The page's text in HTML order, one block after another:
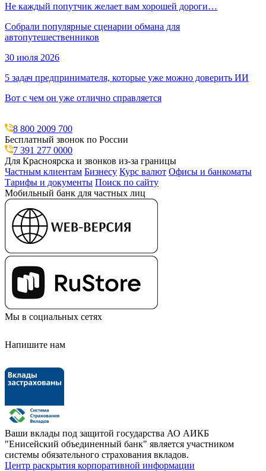
Не каждый попутчик желает вам хорошей дороги…
Собрали популярные сценарии обмана для
автопутешественников
30 июля 2026
5 задач предпринимателя, которые уже можно доверить ИИ
Вот с чем он уже отлично справляется
8 800 2009 700
Бесплатный звонок по России
7 391 277 0000
Для Красноярска и звонков из-за границы
Частным клиентам Бизнесу Курс валют Офисы и банкоматы
Тарифы и документы Поиск по сайту
Мобильный банк для частных лиц
Мы в социальных сетях
Напишите нам
Ваши вклады под защитой государства АО АИКБ
"Енисейский объединенный банк" является участником
системы обязательного страхования вкладов.
Центр раскрытия корпоративной информации